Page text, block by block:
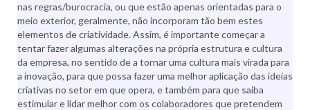
nas regras/burocracia, ou que estão apenas orientadas para o
meio exterior, geralmente, não incorporam tão bem estes
elementos de criatividade. Assim, é importante começar a
tentar fazer algumas alterações na própria estrutura e cultura
da empresa, no sentido de a tornar uma cultura mais virada para
a inovação, para que possa fazer uma melhor aplicação das ideias
criativas no setor em que opera, e também para que saiba
estimular e lidar melhor com os colaboradores que pretendem